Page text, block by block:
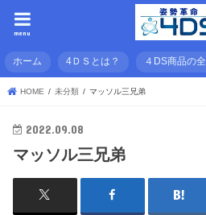
menu
ホーム 4ＤＳとは？ ４DS商品の
HOME 未分類 マッソル三兄弟
2022.09.08
マッソル三兄弟